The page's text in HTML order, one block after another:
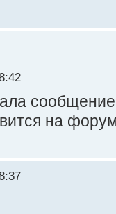
на